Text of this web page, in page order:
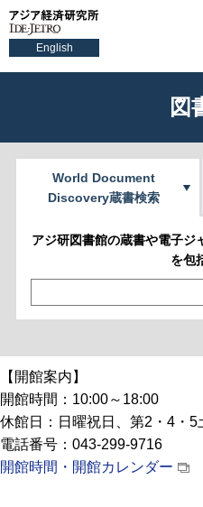
English
図
World Document
Discovery蔵書検索
アジ研図書館の蔵書や電子ジ
を包
【開館案内】
開館時間：10:00～18:00
休館日：日曜祝日、第2・4・
電話番号：043-299-9716
開館時間・開館カレンダー